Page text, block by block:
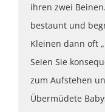
ihren zwei
bestaunt und
Kleinen dann oft
Seien Sie
zum Aufstehen
Übermüdete